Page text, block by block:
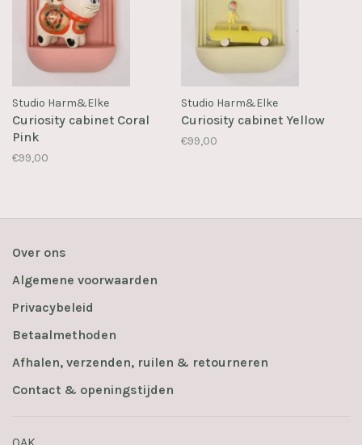
Studio Harm&Elke
Curiosity cabinet Coral
Pink
€99,00
Studio Harm&Elke
Curiosity cabinet Yellow
€99,00
Over ons
Algemene voorwaarden
Privacybeleid
Betaalmethoden
Afhalen, verzenden, ruilen & retourneren
Contact & openingstijden